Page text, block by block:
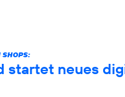
SHOPS:
startet neues